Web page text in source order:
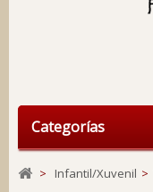
Categorías
> Infantil/Xuvenil >